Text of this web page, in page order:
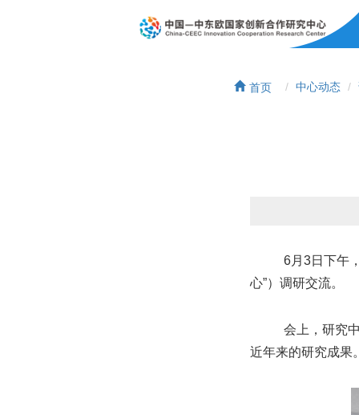
首页 中心动态
6月3日下午
心”）调研交流。
会上，研究
近年来的研究成果